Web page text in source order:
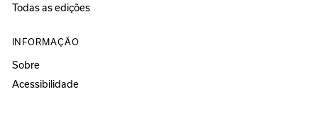
Todas as edições
INFORMAÇÃO
Sobre
Acessibilidade